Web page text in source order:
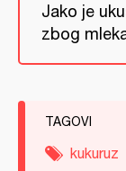
Jako je
zbog
TAGOVI
kukuruz